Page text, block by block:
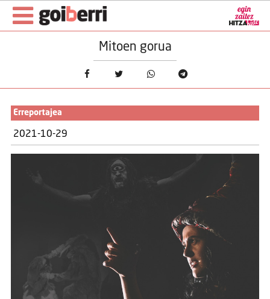
Mitoen gorua
Erreportajea
2021-10-29